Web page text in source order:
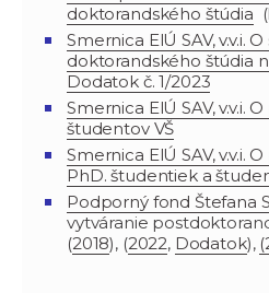
doktorandského štúdia
Smernica ElÚ SAV, v.v.i.
doktorandského štúdia na
Dodatok č. 1/2023
Smernica ElÚ SAV, v.v.i.
študentov VŠ
Smernica ElÚ SAV, v.v.i.
PhD. študentiek a
Podporný fond Štefana
vytváranie
(2018), (2022, Dodatok),